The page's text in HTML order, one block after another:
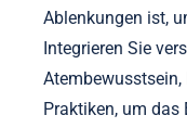
Ablenkungen ist,
Integrieren Sie
Praktiken, um